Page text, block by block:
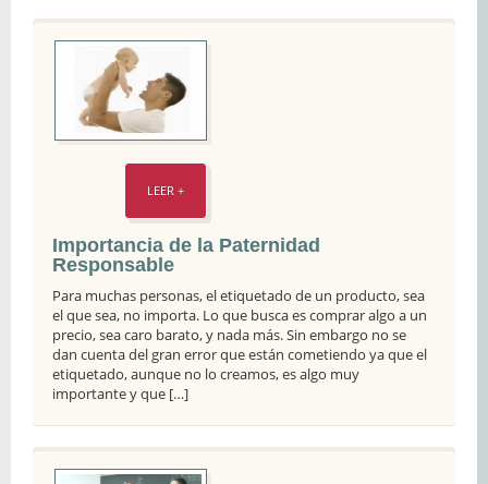
LEER +
Importancia de la Paternidad
Responsable
Para muchas personas, el etiquetado de un producto, sea
el que sea, no importa. Lo que busca es comprar algo a un
precio, sea caro barato, y nada más. Sin embargo no se
dan cuenta del gran error que están cometiendo ya que el
etiquetado, aunque no lo creamos, es algo muy
importante y que […]